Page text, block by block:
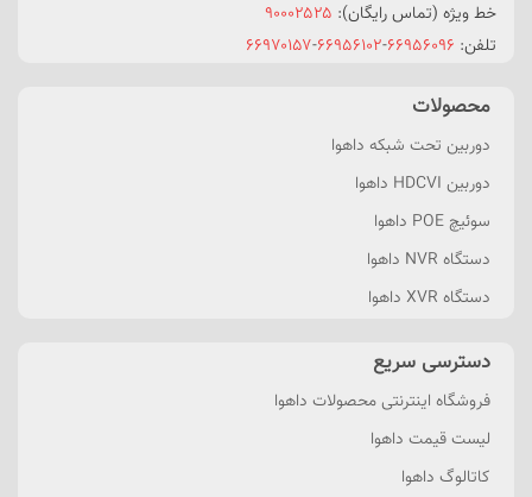
خط ویژه (تماس رایگان): ۹۰۰۰۲۵۲۵
تلفن: ۶۶۹۵۶۰۹۶-۶۶۹۵۶۱۰۲-۶۶۹۷۰۱۵۷
محصولات
دوربین تحت شبکه داهوا
دوربین HDCVI داهوا
سوئیچ POE داهوا
دستگاه NVR داهوا
دستگاه XVR داهوا
دسترسی سریع
فروشگاه اینترنتی محصولات داهوا
لیست قیمت داهوا
کاتالوگ داهوا